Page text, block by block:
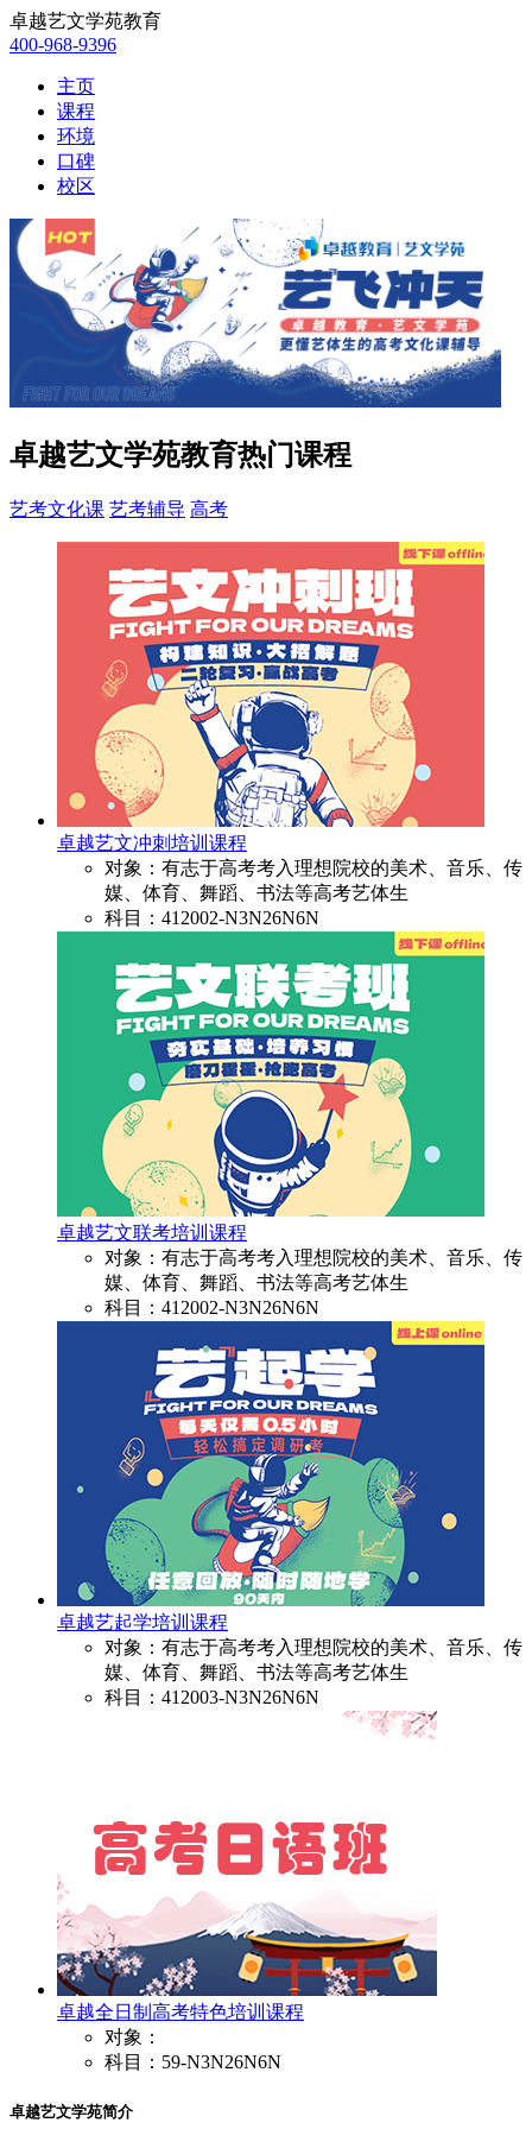
卓越艺文学苑教育
400-968-9396
主页
课程
环境
口碑
校区
卓越艺文学苑教育热门课程
艺考文化课 艺考辅导 高考
卓越艺文冲刺培训课程
对象：有志于高考考入理想院校的美术、音乐、传
媒、体育、舞蹈、书法等高考艺体生
科目：412002-N3N26N6N
卓越艺文联考培训课程
对象：有志于高考考入理想院校的美术、音乐、传
媒、体育、舞蹈、书法等高考艺体生
科目：412002-N3N26N6N
卓越艺起学培训课程
对象：有志于高考考入理想院校的美术、音乐、传
媒、体育、舞蹈、书法等高考艺体生
科目：412003-N3N26N6N
卓越全日制高考特色培训课程
对象：
科目：59-N3N26N6N
卓越艺文学苑简介